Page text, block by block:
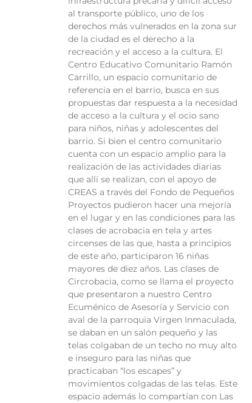
al transporte público, uno de los
derechos más vulnerados en la zona sur
de la ciudad es el derecho a la
recreación y el acceso a la cultura. El
Centro Educativo Comunitario Ramón
Carrillo, un espacio comunitario de
referencia en el barrio, busca en sus
propuestas dar respuesta a la necesidad
de acceso a la cultura y el ocio sano
para niños, niñas y adolescentes del
barrio. Si bien el centro comunitario
cuenta con un espacio amplio para la
realización de las actividades diarias
que allí se realizan, con el apoyo de
CREAS a través del Fondo de Pequeños
Proyectos pudieron hacer una mejoría
en el lugar y en las condiciones para las
clases de acrobacia en tela y artes
circenses de las que, hasta a principios
de este año, participaron 16 niñas
mayores de diez años. Las clases de
Circrobacia, como se llama el proyecto
que presentaron a nuestro Centro
Ecuménico de Asesoría y Servicio con
aval de la parroquia Virgen Inmaculada,
se daban en un salón pequeño y las
telas colgaban de un techo no muy alto
e inseguro para las niñas que
practicaban “los escapes” y
movimientos colgadas de las telas. Este
espacio además lo compartían con Las